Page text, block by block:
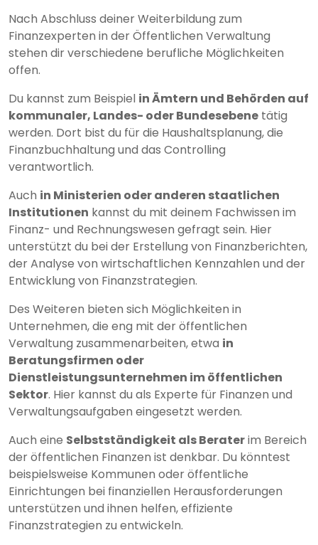
Nach Abschluss deiner Weiterbildung zum
Finanzexperten in der Öffentlichen Verwaltung
stehen dir verschiedene berufliche Möglichkeiten
offen.
Du kannst zum Beispiel in Ämtern und Behörden auf
kommunaler, Landes- oder Bundesebene tätig
werden. Dort bist du für die Haushaltsplanung, die
Finanzbuchhaltung und das Controlling
verantwortlich.
Auch in Ministerien oder anderen staatlichen
Institutionen kannst du mit deinem Fachwissen im
Finanz- und Rechnungswesen gefragt sein. Hier
unterstützt du bei der Erstellung von Finanzberichten,
der Analyse von wirtschaftlichen Kennzahlen und der
Entwicklung von Finanzstrategien.
Des Weiteren bieten sich Möglichkeiten in
Unternehmen, die eng mit der öffentlichen
Verwaltung zusammenarbeiten, etwa in
Beratungsfirmen oder
Dienstleistungsunternehmen im öffentlichen
Sektor. Hier kannst du als Experte für Finanzen und
Verwaltungsaufgaben eingesetzt werden.
Auch eine Selbstständigkeit als Beraterim Bereich
der öffentlichen Finanzen ist denkbar. Du könntest
beispielsweise Kommunen oder öffentliche
Einrichtungen bei finanziellen Herausforderungen
unterstützen und ihnen helfen, effiziente
Finanzstrategien zu entwickeln.